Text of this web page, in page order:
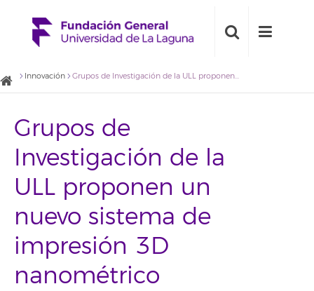
Innovación Grupos de Investigación de la ULL proponen un nuevo sistema de impresión 3D nanométrico
Grupos de
Investigación de la
ULL proponen un
nuevo sistema de
impresión 3D
nanométrico